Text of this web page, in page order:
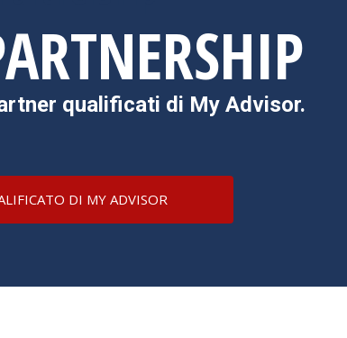
qualificati di My Advisor.
DI MY ADVISOR